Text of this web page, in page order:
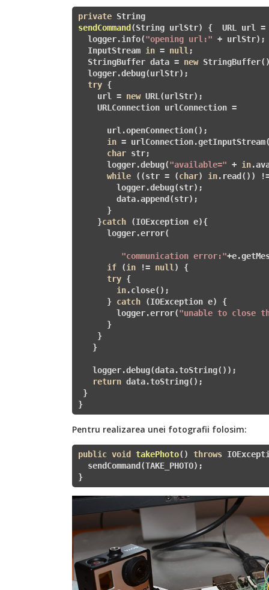
private
sendCommand(String urlStr)
{  URL url
logger.info("opening url:" + urlStr);
InputStream in = null ;
StringBuffer data = new
logger.debug(urlStr);
try {
url = new URL(urlStr);
URLConnection urlConnection =
url.openConnection();
in =
char str;
logger.debug("available=" + in
while ((str = (char) in.read())
logger.debug(str);
data.append(str);
}
}catch (IOException e){
logger.error(
"communication error:"
if (in != null ) {
try {
in.close();
} catch (IOException e) {
logger.error("unable to close
}
}
}
logger.debug(data.toString());
return data.toString();
}
}
Pentru realizarea unei fotografii folosim:
public void takePhoto() throws
sendCommand(TAKE_PHOTO);
}